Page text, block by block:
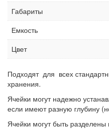
Габариты
Емкость
Цвет
Подходят для всех
хранения.
Ячейки могут надежно
если имеют разную глубину
Ячейки могут быть